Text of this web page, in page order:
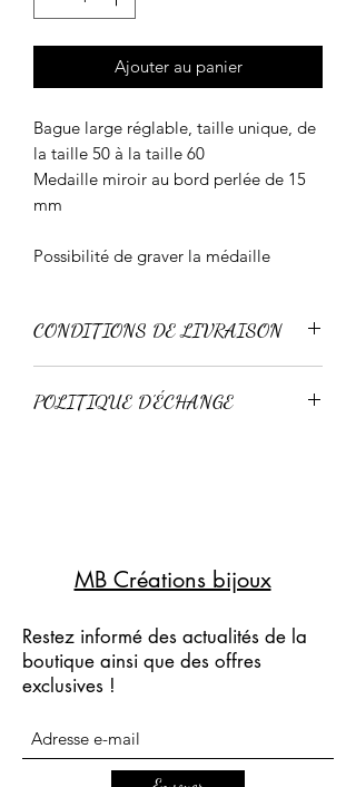
Ajouter au panier
Bague large réglable, taille unique, de
la taille 50 à la taille 60
Medaille miroir au bord perlée de 15
mm
Possibilité de graver la médaille
CONDITIONS DE LIVRAISON
Livraison express 24-48h
POLITIQUE D'ÉCHANGE
MB Créations bijoux
Restez informé des actualités de la
boutique ainsi que des offres
exclusives !